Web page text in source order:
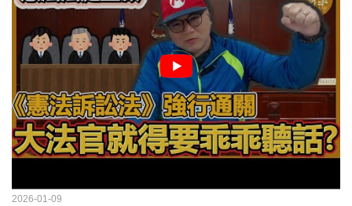
2026-01-09